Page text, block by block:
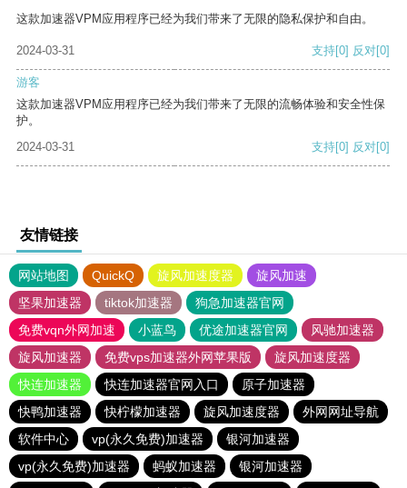
这款加速器VPM应用程序已经为我们带来了无限的隐私保护和自由。
2024-03-31 支持[0] 反对[0]
游客
这款加速器VPM应用程序已经为我们带来了无限的流畅体验和安全性保
护。
2024-03-31
支持[0] 反对[0]
友情链接
网站地图 QuickQ 旋风加速度器
旋风加速
坚果加速器
tiktok加速器
狗急加速器官网
免费vqn外网加速
小蓝鸟 优途加速器官网
风驰加速器
旋风加速器
免费vps加速器外网苹果版
旋风加速度器
快连加速器
快连加速器官网入口
原子加速器
快鸭加速器
快柠檬加速器 旋风加速度器
外网网址导航
软件中心
vp(永久免费)加速器
银河加速器
vp(永久免费)加速器
蚂蚁加速器
银河加速器